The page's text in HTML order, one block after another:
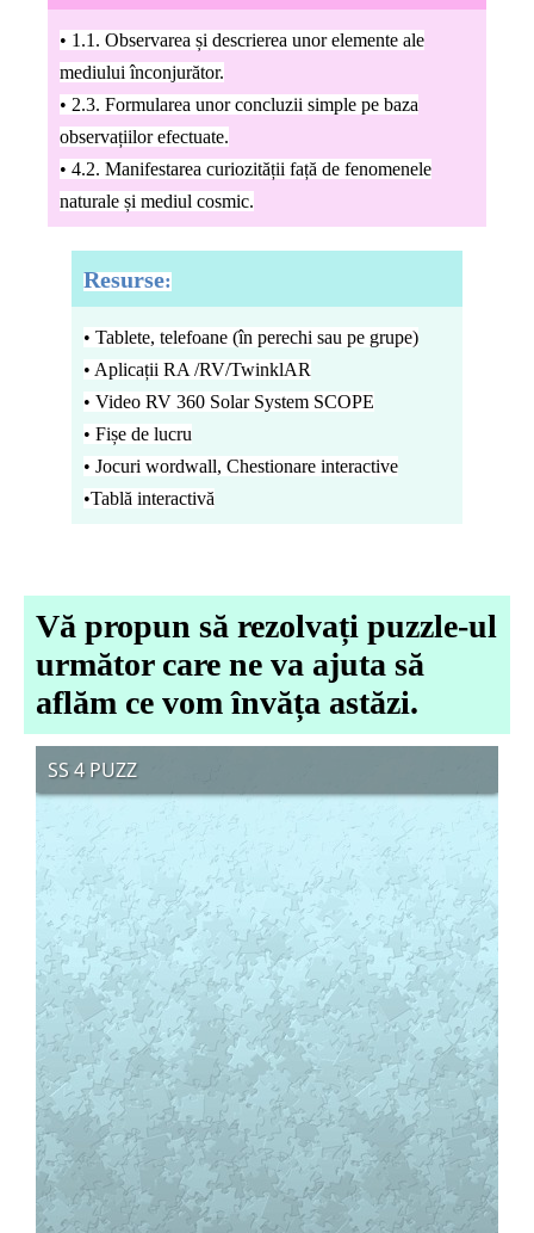
• 1.1. Observarea și descrierea unor elemente ale
mediului înconjurător.
• 2.3. Formularea unor concluzii simple pe baza
observațiilor efectuate.
• 4.2. Manifestarea curiozității față de fenomenele
naturale și mediul cosmic.
Resurse:
• Tablete, telefoane (în perechi sau pe grupe)
• Aplicații RA /RV/TwinklAR
• Video RV 360 Solar System SCOPE
• Fișe de lucru
• Jocuri wordwall, Chestionare interactive
•Tablă interactivă
Vă propun să rezolvați puzzle-ul
următor care ne va ajuta să
aflăm ce vom învăța astăzi.